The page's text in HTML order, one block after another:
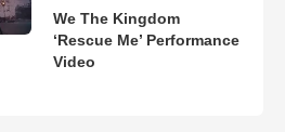
We The Kingdom
‘Rescue Me’ Performance
Video